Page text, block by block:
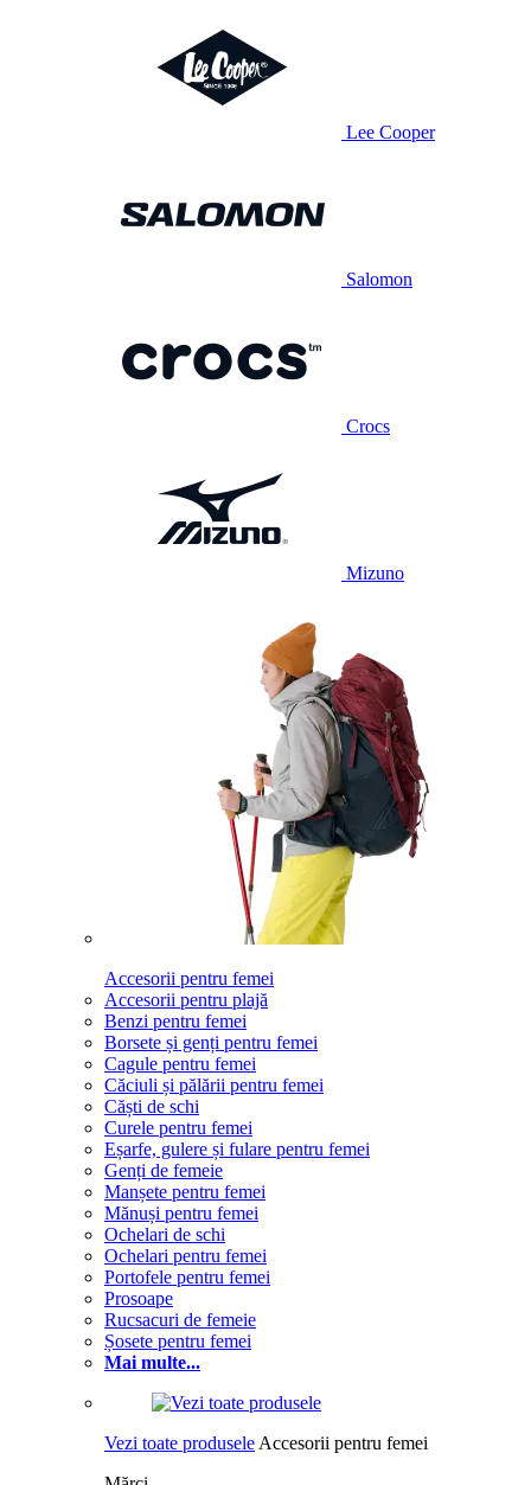
Lee Cooper
Salomon
Crocs
Mizuno
Accesorii pentru femei
Accesorii pentru plajă
Benzi pentru femei
Borsete și genți pentru femei
Cagule pentru femei
Căciuli și pălării pentru femei
Căști de schi
Curele pentru femei
Eșarfe, gulere și fulare pentru femei
Genți de femeie
Manșete pentru femei
Mănuși pentru femei
Ochelari de schi
Ochelari pentru femei
Portofele pentru femei
Prosoape
Rucsacuri de femeie
Șosete pentru femei
Mai multe...
Vezi toate produsele Accesorii pentru femei